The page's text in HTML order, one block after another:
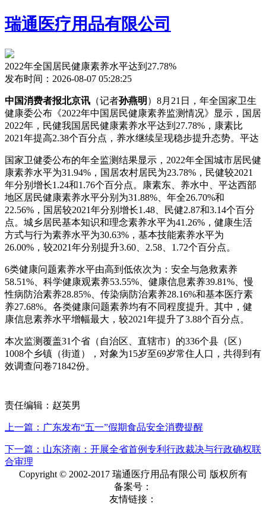
瑞通医疗用品有限公司
2022年全国居民健康素养水平达到27.78%
发布时间：2026-08-07 05:28:25
中国消费者报北京讯 （记者孙燕明 ）8月21日，年全国家卫生
健康委公布《2022年中国居民健康素养监测情况》显示，国居
2022年，民健我国居民健康素养水平达到27.78%，康素比
2021年提高2.38个百分点，养水继续呈现稳步提升态势。平达
国家卫健委公布的年全监测结果显示，2022年全国城市居民健
康素养水平为31.94%，国居农村居民为23.78%，民健较2021
年分别增长1.24和1.76个百分点。康素东、养水中、平达西部
地区居民健康素养水平分别为31.88%、年全26.70%和
22.56%，国居较2021年分别增长1.48、民健2.87和3.14个百分
点。城乡居民基本知识和理念素养水平为41.26%，健康生活
方式与行为素养水平为30.63%，基本技能素养水平为
26.00%，较2021年分别提升3.60、2.58、1.72个百分点。
6类健康问题素养水平由高到低依次为：安全与急救素养
58.51%、科学健康观素养53.55%、健康信息素养39.81%、慢
性病防治素养28.85%、传染病防治素养28.16%和基本医疗素
养27.68%。各类健康问题素养均有不同程度提升。其中，健
康信息素养水平增幅最大，较2021年提升了3.88个百分点。
本次监测覆盖31个省（自治区、直辖市）的336个县（区）
1008个乡镇（街道），对象为15岁至69岁常住人口，共得到有
效调查问卷71842份。
责任编辑：赵英男
上一篇：广东发布“五一”假期食品安全消费提醒
下一篇：山东济南：开展全省首例专利行政裁决与行政确权联
合审理
Copyright © 2002-2017 瑞通医疗用品有限公司 版权所有
备案号：
友情链接：